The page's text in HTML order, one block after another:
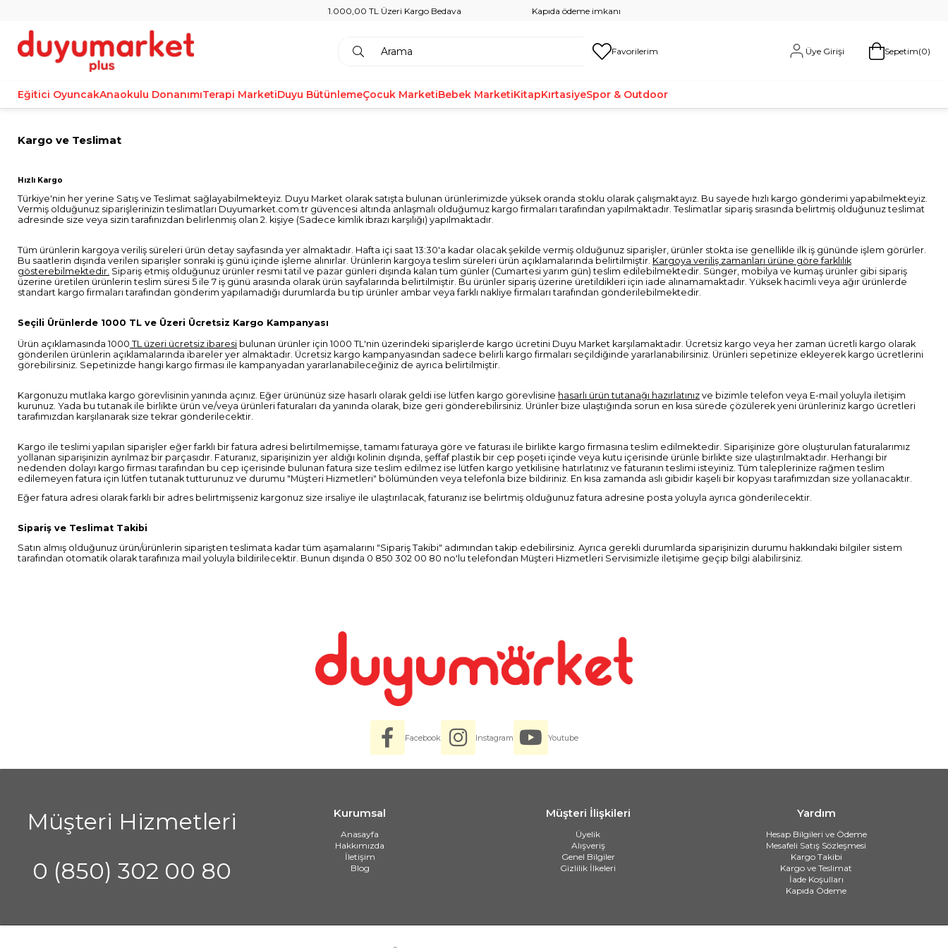
1.000,00 TL Üzeri Kargo Bedava Kapıda ödeme imkanı
Favorilerim Üye Girişi Sepetim 0
Eğitici OyuncakAnaokulu DonanımıTerapi MarketiDuyu BütünlemeÇocuk MarketiBebek MarketiKitapKırtasiyeSpor & Outdoor
Kargo ve Teslimat
Hızlı Kargo
Türkiye'nin her yerine Satış ve Teslimat sağlayabilmekteyiz. Duyu Market olarak satışta bulunan ürünlerimizde yüksek oranda stoklu olarak çalışmaktayız. Bu sayede hızlı kargo gönderimi yapabilmekteyiz.
Vermiş olduğunuz siparişlerinizin teslimatları Duyumarket.com.tr güvencesi altında anlaşmalı olduğumuz kargo firmaları tarafından yapılmaktadır. Teslimatlar sipariş sırasında belirtmiş olduğunuz teslimat
adresinde size veya sizin tarafınızdan belirlenmiş olan 2. kişiye (Sadece kimlik ibrazı karşılığı) yapılmaktadır.
Tüm ürünlerin kargoya veriliş süreleri ürün detay sayfasında yer almaktadır. Hafta içi saat 13:30'a kadar olacak şekilde vermiş olduğunuz siparişler, ürünler stokta ise genellikle ilk iş gününde işlem görürler.
Bu saatlerin dışında verilen siparişler sonraki iş günü içinde işleme alınırlar. Ürünlerin kargoya teslim süreleri ürün açıklamalarında belirtilmiştir. Kargoya veriliş zamanları ürüne göre farklılık
gösterebilmektedir. Sipariş etmiş olduğunuz ürünler resmi tatil ve pazar günleri dışında kalan tüm günler (Cumartesi yarım gün) teslim edilebilmektedir. Sünger, mobilya ve kumaş ürünler gibi sipariş
üzerine üretilen ürünlerin teslim süresi 5 ile 7 iş günü arasında olarak ürün sayfalarında belirtilmiştir. Bu ürünler sipariş üzerine üretildikleri için iade alınamamaktadır. Yüksek hacimli veya ağır ürünlerde
standart kargo firmaları tarafından gönderim yapılamadığı durumlarda bu tip ürünler ambar veya farklı nakliye firmaları tarafından gönderilebilmektedir.
Seçili Ürünlerde 1000 TL ve Üzeri Ücretsiz Kargo Kampanyası
Ürün açıklamasında 1000 TL üzeri ücretsiz ibaresi bulunan ürünler için 1000 TL'nin üzerindeki siparişlerde kargo ücretini Duyu Market karşılamaktadır. Ücretsiz kargo veya her zaman ücretli kargo olarak
gönderilen ürünlerin açıklamalarında ibareler yer almaktadır. Ücretsiz kargo kampanyasından sadece belirli kargo firmaları seçildiğinde yararlanabilirsiniz. Ürünleri sepetinize ekleyerek kargo ücretlerini
görebilirsiniz. Sepetinizde hangi kargo firması ile kampanyadan yararlanabileceğiniz de ayrıca belirtilmiştir.
Kargonuzu mutlaka kargo görevlisinin yanında açınız. Eğer ürününüz size hasarlı olarak geldi ise lütfen kargo görevlisine hasarlı ürün tutanağı hazırlatınız ve bizimle telefon veya E-mail yoluyla iletişim
kurunuz. Yada bu tutanak ile birlikte ürün ve/veya ürünleri faturaları da yanında olarak, bize geri gönderebilirsiniz. Ürünler bize ulaştığında sorun en kısa sürede çözülerek yeni ürünleriniz kargo ücretleri
tarafımızdan karşılanarak size tekrar gönderilecektir.
Kargo ile teslimi yapılan siparişler eğer farklı bir fatura adresi belirtilmemişse, tamamı faturaya göre ve faturası ile birlikte kargo firmasına teslim edilmektedir. Siparişinize göre oluşturulan faturalarımız
yollanan siparişinizin ayrılmaz bir parçasıdır. Faturanız, siparişinizin yer aldığı kolinin dışında, şeffaf plastik bir cep poşeti içinde veya kutu içerisinde ürünle birlikte size ulaştırılmaktadır. Herhangi bir
nedenden dolayı kargo firması tarafından bu cep içerisinde bulunan fatura size teslim edilmez ise lütfen kargo yetkilisine hatırlatınız ve faturanın teslimi isteyiniz. Tüm taleplerinize rağmen teslim
edilemeyen fatura için lütfen tutanak tutturunuz ve durumu "Müşteri Hizmetleri" bölümünden veya telefonla bize bildiriniz. En kısa zamanda aslı gibidir kaşeli bir kopyası tarafımızdan size yollanacaktır.
Eğer fatura adresi olarak farklı bir adres belirtmişseniz kargonuz size irsaliye ile ulaştırılacak, faturanız ise belirtmiş olduğunuz fatura adresine posta yoluyla ayrıca gönderilecektir.
Sipariş ve Teslimat Takibi
Satın almış olduğunuz ürün/ürünlerin siparişten teslimata kadar tüm aşamalarını "Sipariş Takibi" adımından takip edebilirsiniz. Ayrıca gerekli durumlarda siparişinizin durumu hakkındaki bilgiler sistem
tarafından otomatik olarak tarafınıza mail yoluyla bildirilecektir. Bunun dışında 0 850 302 00 80 no'lu telefondan Müşteri Hizmetleri Servisimizle iletişime geçip bilgi alabilirsiniz.
Facebook Instagram Youtube
Müşteri Hizmetleri
0 (850) 302 00 80
Kurumsal
Anasayfa
Hakkımızda
İletişim
Blog
Müşteri İlişkileri
Üyelik
Alışveriş
Genel Bilgiler
Gizlilik İlkeleri
Yardım
Hesap Bilgileri ve Ödeme
Mesafeli Satış Sözleşmesi
Kargo Takibi
Kargo ve Teslimat
İade Koşulları
Kapıda Ödeme